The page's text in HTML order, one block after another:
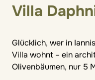
Villa
Glücklich, wer in
Villa wohnt – ein
Olivenbäumen, nur 5